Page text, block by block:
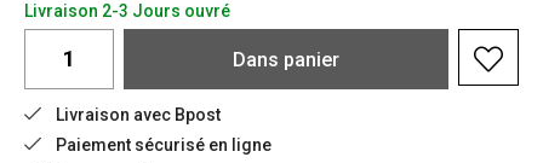
Livraison 2-3 Jours ouvré
Dans panier
Livraison avec Bpost
Paiement sécurisé en ligne